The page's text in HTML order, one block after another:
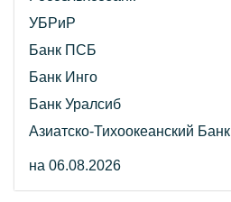
УБРиР
Банк ПСБ
Банк Инго
Банк Уралсиб
Азиатско-Тихоокеанский Банк
на 06.08.2026